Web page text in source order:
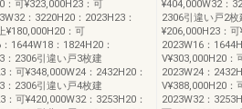
：可¥323,000H23：可
：3220H20：2023H23：
¥180,000H20：可
1644W18：1824H20：
：2306引違い戸3枚建
可¥348,000W24：2432H20：
：2306引違い戸4枚建
可¥420,000W32：3253H20：
¥404,000W32：
2306引違い戸2
¥206,000H23：
2023W16：
V¥303,000H20：
2023W24：
V¥388,000H20：
2023W32：